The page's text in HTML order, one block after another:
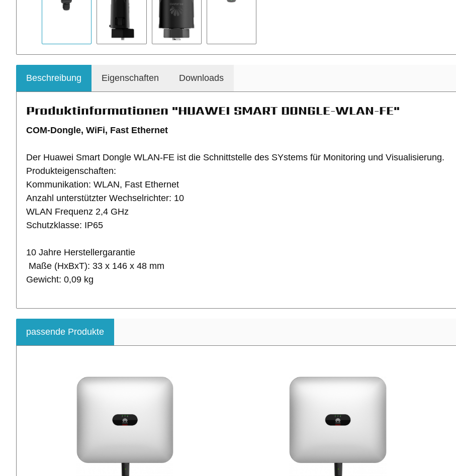
Beschreibung Eigenschaften Downloads
Produktinformationen "HUAWEI SMART DONGLE-WLAN-FE"
COM-Dongle, WiFi, Fast Ethernet
Der Huawei Smart Dongle WLAN-FE ist die Schnittstelle des SYstems für Monitoring und Visualisierung.
Produkteigenschaften:
Kommunikation: WLAN, Fast Ethernet
Anzahl unterstützter Wechselrichter: 10
WLAN Frequenz 2,4 GHz
Schutzklasse: IP65
10 Jahre Herstellergarantie
Maße (HxBxT): 33 x 146 x 48 mm
Gewicht: 0,09 kg
passende Produkte